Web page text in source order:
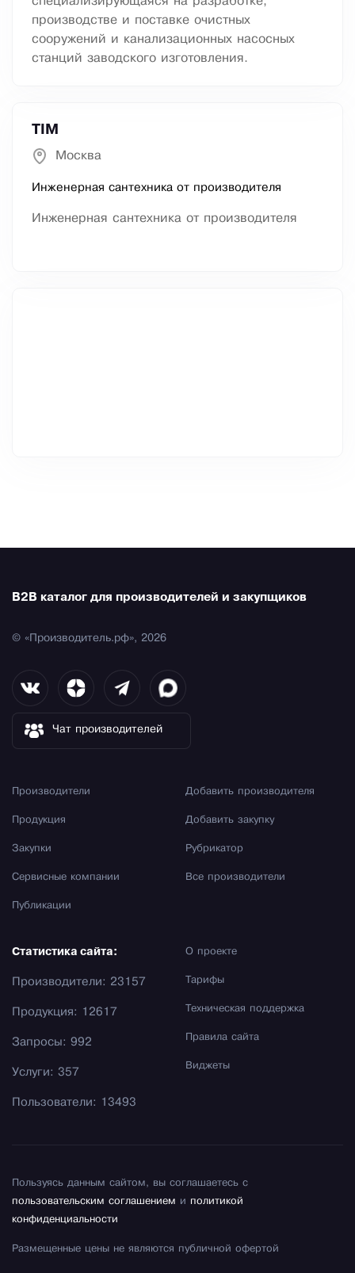
производстве и поставке очистных
сооружений и канализационных насосных
станций заводского изготовления.
TIM
Москва
Инженерная сантехника от производителя
Инженерная сантехника от производителя
B2B каталог для производителей и закупщиков
© «Производитель.рф», 2026
Чат производителей
Производители
Продукция
Закупки
Сервисные компании
Публикации
Добавить производителя
Добавить закупку
Рубрикатор
Все производители
О проекте
Тарифы
Техническая поддержка
Правила сайта
Виджеты
Статистика сайта:
Производители: 23157
Продукция: 12617
Запросы: 992
Услуги: 357
Пользователи: 13493
Пользуясь данным сайтом, вы соглашаетесь с
пользовательским соглашением и политикой
конфиденциальности
Размещенные цены не являются публичной офертой